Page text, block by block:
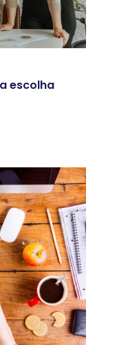
escolha